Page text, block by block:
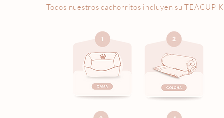
Todos nuestros cachorritos incluyen su TEACUP